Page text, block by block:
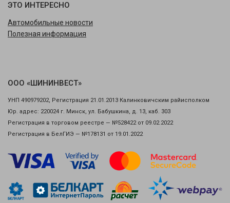
ЭТО ИНТЕРЕСНО
Автомобильные новости
Полезная информация
ООО «ШИНИНВЕСТ»
УНП 490979202, Регистрация 21.01.2013 Калинковичским райисполком
Юр. адрес: 220024 г. Минск, ул. Бабушкина, д. 13, каб. 303
Регистрация в торговом реестре — №528422 от 09.02.2022
Регистрация в БелГИЭ — №178131 от 19.01.2022